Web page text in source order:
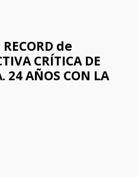
de
CRÍTICA DE
24 AÑOS CON LA